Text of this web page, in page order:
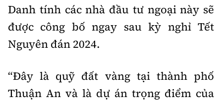
Danh tính các nhà đầu tư ngoại này sẽ
được công bố ngay sau kỳ nghỉ Tết
Nguyên đán 2024.
“Đây là quỹ đất vàng tại thành phố
Thuận An và là dự án trọng điểm của